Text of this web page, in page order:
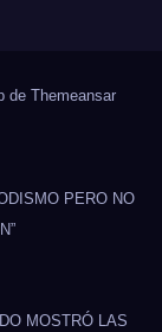
de Themeansar
PERO NO
MOSTRÓ LAS